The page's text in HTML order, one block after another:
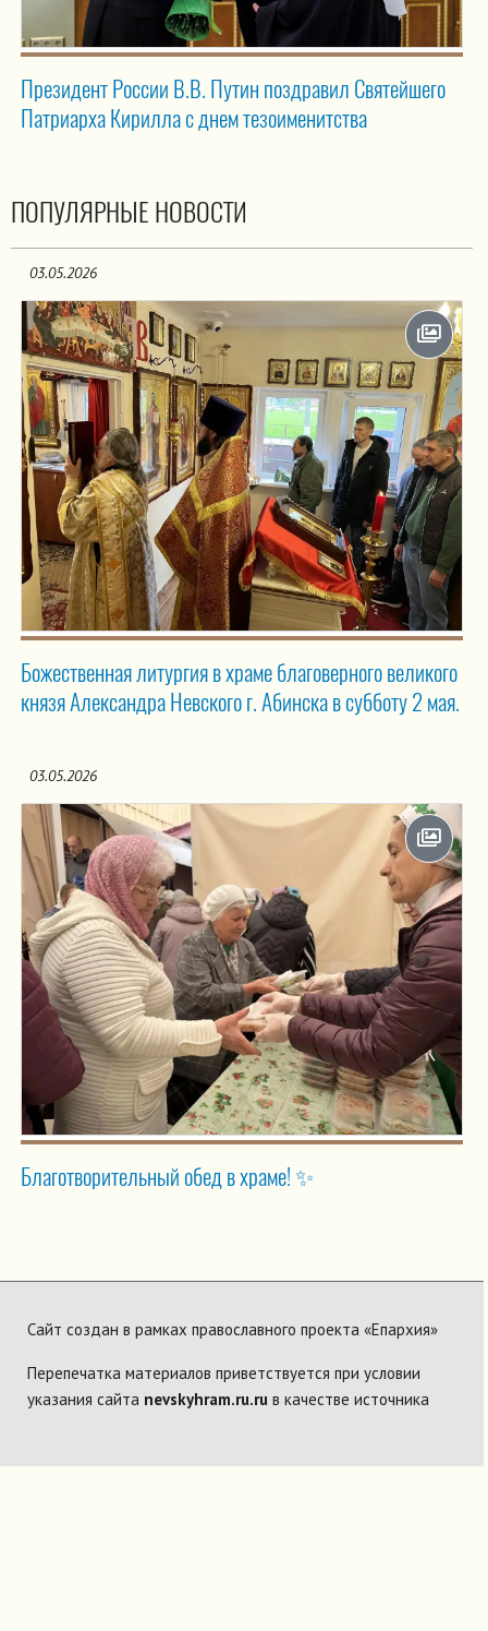
Президент России В.В. Путин поздравил Святейшего
Патриарха Кирилла с днем тезоименитства
ПОПУЛЯРНЫЕ НОВОСТИ
03.05.2026
Божественная литургия в храме благоверного великого
князя Александра Невского г. Абинска в субботу 2 мая.
03.05.2026
Благотворительный обед в храме! ✨
Сайт создан в рамках православного проекта «Епархия»
Перепечатка материалов приветствуется при условии
указания сайта nevskyhram.ru.ru в качестве источника